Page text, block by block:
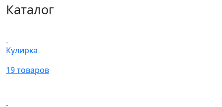
Каталог
Кулирка
19 товаров